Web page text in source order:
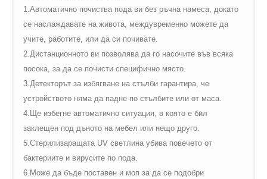
1.Автоматично почиства пода ви без ръчна намеса, докато
се наслаждавате на живота, междувременно можете да
учите, работите, или да си почивате.
2.Дистанционното ви позволява да го насочите във всяка
посока, за да се почисти специфично място.
3.Детекторът за избягване на стълби гарантира, че
устройството няма да падне по стълбите или от маса.
4.Ще избегне автоматично ситуация, в която е бил
заклещен под дъното на мебел или нещо друго.
5.Стерилизаращата UVсветлина убива повечето от
бактериите и вирусите по пода.
6.Може да бъде поставен и моп за да се подобри